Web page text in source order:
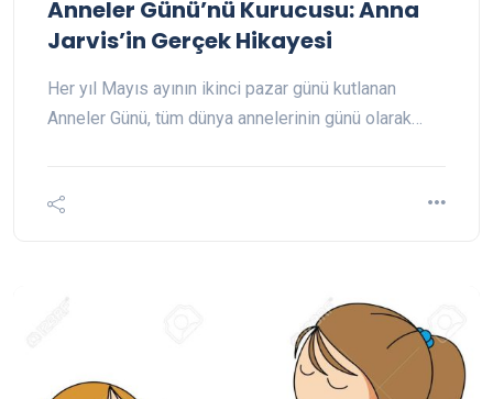
Anneler Günü’nü Kurucusu: Anna
Jarvis’in Gerçek Hikayesi
Her yıl Mayıs ayının ikinci pazar günü kutlanan
Anneler Günü, tüm dünya annelerinin günü olarak…